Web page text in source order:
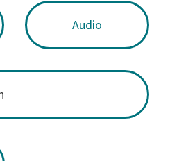
Audio